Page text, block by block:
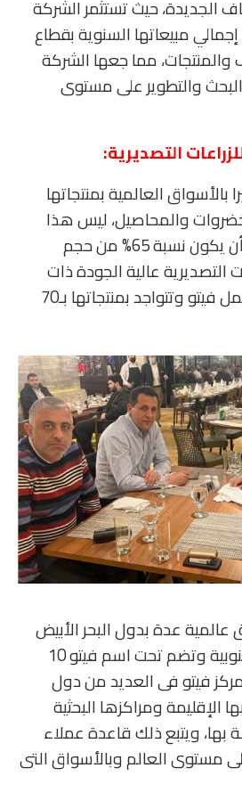
الجديدة، حيث تستثمر الشركة
15 % من إجمالي مبيعاتها السنوية بقطاع
والمنتجات، مما جعها الشركة
البحث والتطوير على مستوى
التصديرية:
العالمية بمنتجاتها
والمحاصيل، ليس هذا
فقط فقد استطاعت أن يكون نسبة 65% من حجم
التصديرية عالية الجودة ذات
المعايير العالمية وتعمل فيتو وتتواجد بمنتجاتها بـ70
عدة بدول البحر الأبيض
المتوسط وأمريكا الجنوبية وتضم تحت اسم فيتو 10
فيتو فى العديد من دول
الإقليمة ومراكزها البحثية
بها، ويتبع ذلك قاعدة عملاء
مستوى العالم وبالأسواق التى